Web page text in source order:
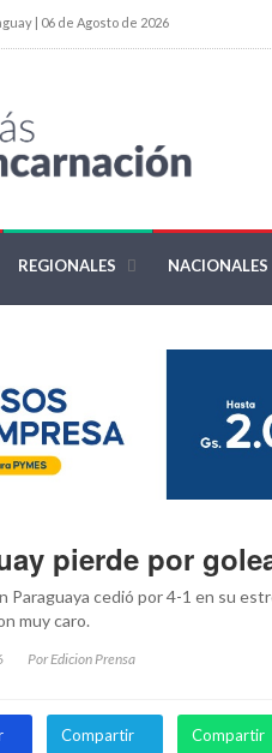
| 06 de Agosto de 2026
REGIONALES NACIONALES
pierde por
Paraguaya cedió por 4-1 en su
muy caro.
Por Edicion Prensa
Compartir Compartir